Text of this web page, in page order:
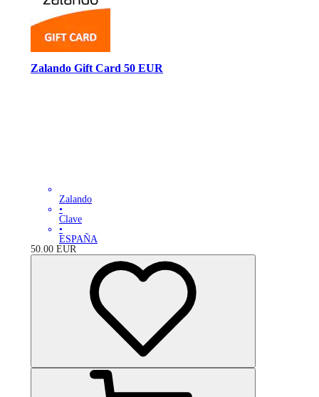
Zalando Gift Card 50 EUR
Zalando
•
Clave
•
ESPAÑA
50.00 EUR